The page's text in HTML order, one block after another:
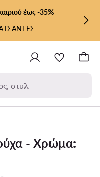
έως -35%
ΤΣΑΝΤΕΣ
στυλ
- Χρώμα: